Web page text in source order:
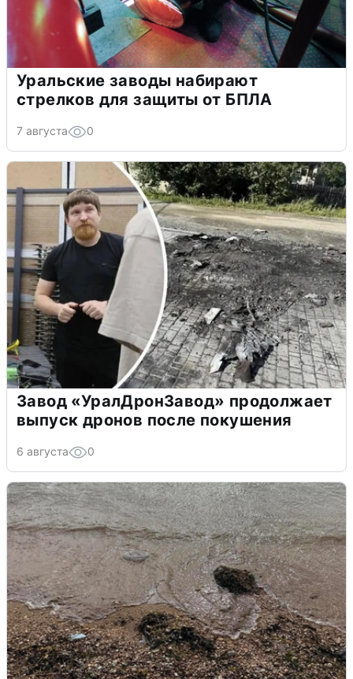
Уральские заводы набирают
стрелков для защиты от БПЛА
7 августа 0
Завод «УралДронЗавод» продолжает
выпуск дронов после покушения
6 августа 0